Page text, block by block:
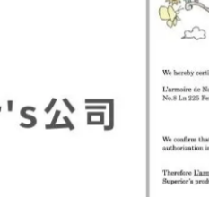
銷商，